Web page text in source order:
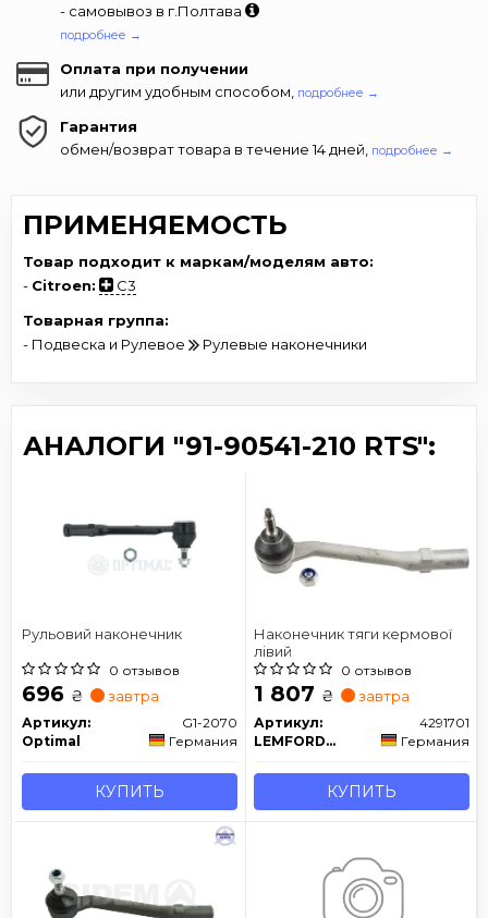
- самовывоз в г.Полтава
подробнее →
Оплата при получении
или другим удобным способом, подробнее →
Гарантия
обмен/возврат товара в течение 14 дней, подробнее →
ПРИМЕНЯЕМОСТЬ
Товар подходит к маркам/моделям авто:
- Citroen:
C3
Товарная группа:
- Подвеска и Рулевое
Рулевые наконечники
АНАЛОГИ "91-90541-210 RTS":
Рульовий наконечник
0 отзывов
696 ₴ завтра
Артикул:
G1-2070
Optimal
Германия
КУПИТЬ
Наконечник тяги кермової
лівий
0 отзывов
1 807 ₴ завтра
Артикул:
4291701
LEMFORDER
Германия
КУПИТЬ